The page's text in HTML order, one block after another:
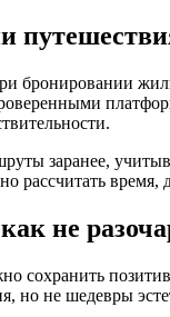
бронировании
заранее,
рассчитать
не
сохранить
но не шедевры